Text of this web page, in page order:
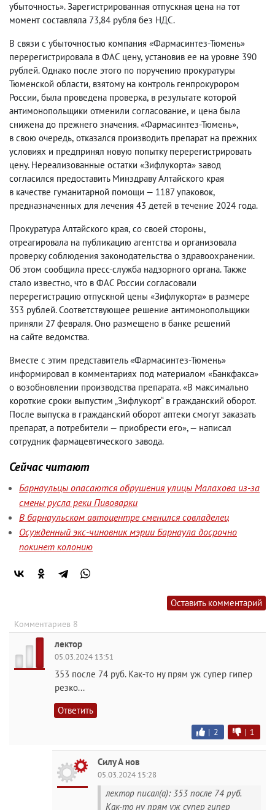
убыточность». Зарегистрированная отпускная цена на тот
момент составляла 73,84 рубля без НДС.
В связи с убыточностью компания «Фармасинтез-Тюмень»
перерегистрировала в ФАС цену, установив ее на уровне 390
рублей. Однако после этого по поручению прокуратуры
Тюменской области, взятому на контроль генпрокурором
России, была проведена проверка, в результате которой
антимонопольщики отменили согласование, и цена была
снижена до прежнего значения. «Фармасинтез-Тюмень»,
в свою очередь, отказался производить препарат на прежних
условиях и предпринял новую попытку перерегистрировать
цену. Нереализованные остатки «Зифлукорта» завод
согласился предоставить Минздраву Алтайского края
в качестве гуманитарной помощи — 1187 упаковок,
предназначенных для лечения 43 детей в течение 2024 года.
Прокуратура Алтайского края, со своей стороны,
отреагировала на публикацию агентства и организовала
проверку соблюдения законодательства о здравоохранении.
Об этом сообщила пресс-служба надзорного органа. Также
стало известно, что в ФАС России согласовали
перерегистрацию отпускной цены «Зифлукорта» в размере
353 рублей. Соответствующее решение антимонопольщики
приняли 27 февраля. Оно размещено в банке решений
на сайте ведомства.
Вместе с этим представитель «Фармасинтез-Тюмень»
информировал в комментариях под материалом «Банкфакса»
о возобновлении производства препарата.«В максимально
короткие сроки выпустим „Зифлукорт“ в гражданский оборот.
После выпуска в гражданский оборот аптеки смогут заказать
препарат, а потребители — приобрести его», — написал
сотрудник фармацевтического завода.
Сейчас читают
Барнаульцы опасаются обрушения улицы Малахова из-за
смены русла реки Пивоварки
В барнаульском автоцентре сменился совладелец
Осужденный экс-чиновник мэрии Барнаула досрочно
покинет колонию
Оставить комментарий
Комментариев 8
лектор
05.03.2024 13:51
353 после 74 руб. Как-то ну прям уж супер гипер
резко...
Ответить
| 2 | 1
Силу А нов
05.03.2024 15:28
лектор писал(а): 353 после 74 руб.
Как-то ну прям уж супер гипер